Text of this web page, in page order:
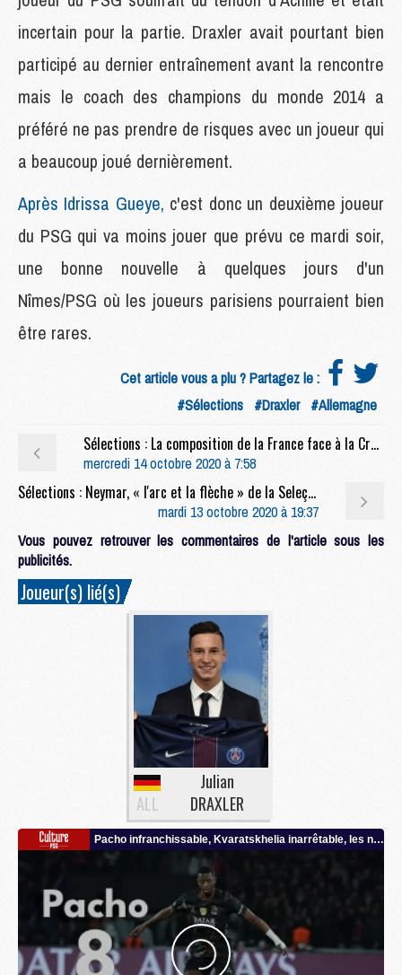
incertain pour la partie. Draxler avait pourtant bien
participé au dernier entraînement avant la rencontre
mais le coach des champions du monde 2014 a
préféré ne pas prendre de risques avec un joueur qui
a beaucoup joué dernièrement.
Après Idrissa Gueye, c'est donc un deuxième joueur
du PSG qui va moins jouer que prévu ce mardi soir,
une bonne nouvelle à quelques jours d'un
Nîmes/PSG où les joueurs parisiens pourraient bien
être rares.
Cet article vous a plu ? Partagez le :
#Sélections #Draxler #Allemagne
Sélections : La composition de la France face à la Croatie selon la presse
mercredi 14 octobre 2020 à 7:58
Sélections : Neymar, « l'arc et la flèche » de la Seleção
mardi 13 octobre 2020 à 19:37
Vous pouvez retrouver les commentaires de l'article sous les
publicités.
Joueur(s) lié(s)
ALL
Julian
DRAXLER